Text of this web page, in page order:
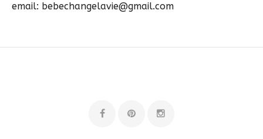
email: bebechangelavie@gmail.com